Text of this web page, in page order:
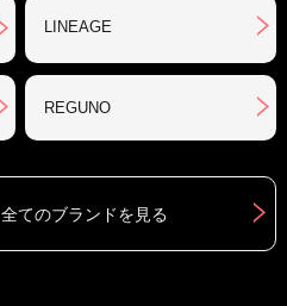
LINEAGE
REGUNO
全てのブランドを見る